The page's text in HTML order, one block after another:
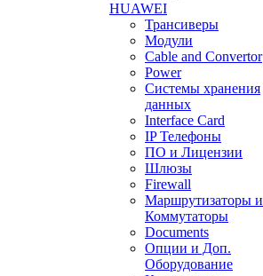
HUAWEI
Трансиверы
Модули
Cable and Convertor
Power
Системы хранения
данных
Interface Card
IP Телефоны
ПО и Лицензии
Шлюзы
Firewall
Маршрутизаторы и
Коммутаторы
Documents
Опции и Доп.
Оборудование